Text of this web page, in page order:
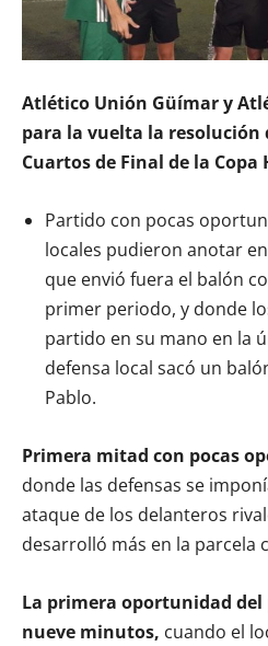
Atlético Unión Güímar y
para la vuelta la
Cuartos de Final de la Copa
Partido con pocas
locales pudieron anotar
que envió fuera el balón
primer periodo, y donde
partido en su mano en la
defensa local sacó un
Pablo.
Primera mitad con pocas
donde las defensas se
ataque de los delanteros
desarrolló más en la parcela
La primera oportunidad
nueve minutos, cuando el